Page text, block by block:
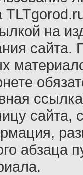
на
сайта.
сайта,
абзаца